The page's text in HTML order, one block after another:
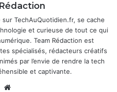
3 Pro et Pad Mini : deux
tablettes en préparation
l’offre Android
TechAuQuotidien.fr, se cache
et curieuse de tout ce qui
Team Rédaction est
spécialisés, rédacteurs créatifs
par l’envie de rendre la tech
et captivante.